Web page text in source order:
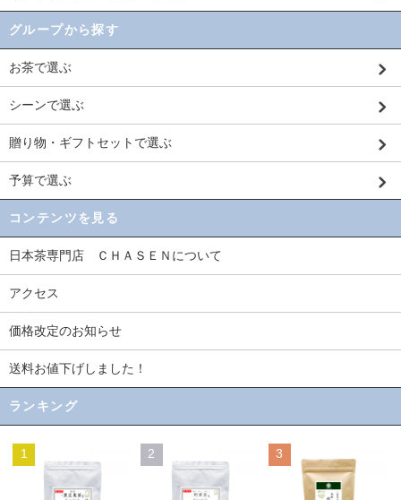
グループから探す
お茶で選ぶ
シーンで選ぶ
贈り物・ギフトセットで選ぶ
予算で選ぶ
コンテンツを見る
日本茶専門店 ＣＨＡＳＥＮについて
アクセス
価格改定のお知らせ
送料お値下げしました！
ランキング
1 2 3